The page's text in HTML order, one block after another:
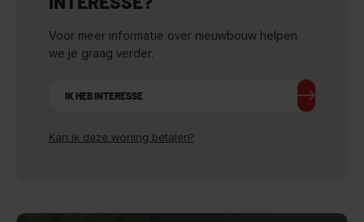
Voor meer informatie over nieuwbouw helpen
we je graag verder.
IK HEB INTERESSE
Kan ik deze woning betalen?